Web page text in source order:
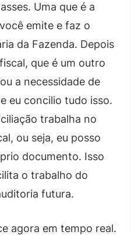
Uma que é a
emite e faz o
da Fazenda. Depois
que é um outro
a necessidade de
eu concilio tudo isso.
trabalha no
ou seja, eu posso
documento. Isso
o trabalho do
futura.
agora em tempo real.